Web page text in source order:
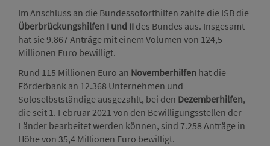
Im Anschluss an die Bundessoforthilfen zahlte die ISB die
Überbrückungshilfen I und II des Bundes aus. Insgesamt
hat sie 9.867 Anträge mit einem Volumen von 124,5
Millionen Euro bewilligt.
Rund 115 Millionen Euro an Novemberhilfen hat die
Förderbank an 12.368 Unternehmen und
Soloselbstständige ausgezahlt, bei den Dezemberhilfen,
die seit 1. Februar 2021 von den Bewilligungsstellen der
Länder bearbeitet werden können, sind 7.258 Anträge in
Höhe von 35,4 Millionen Euro bewilligt.